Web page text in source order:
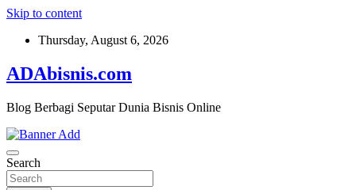
Skip to content
Thursday, August 6, 2026
ADAbisnis.com
Blog Berbagi Seputar Dunia Bisnis Online
Search